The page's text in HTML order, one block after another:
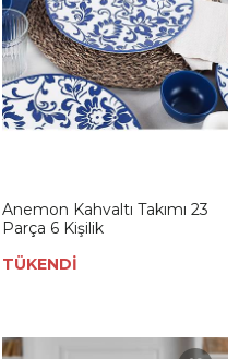
Anemon Kahvaltı Takımı 23
Parça 6 Kişilik
TÜKENDİ